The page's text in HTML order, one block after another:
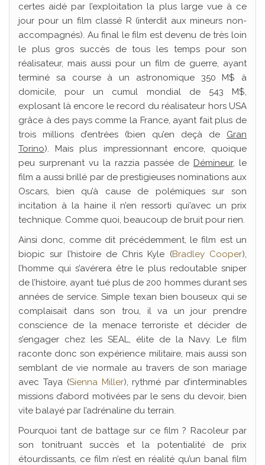
certes aidé par l’exploitation la plus large vue à ce
jour pour un film classé R (interdit aux mineurs non-
accompagnés). Au final le film est devenu de très loin
le plus gros succès de tous les temps pour son
réalisateur, mais aussi pour un film de guerre, ayant
terminé sa course à un astronomique 350 M$ à
domicile, pour un cumul mondial de 543 M$,
explosant là encore le record du réalisateur hors USA
grâce à des pays comme la France, ayant fait plus de
trois millions d’entrées (bien qu’en deçà de Gran
Torino). Mais plus impressionnant encore, quoique
peu surprenant vu la razzia passée de Démineur, le
film a aussi brillé par de prestigieuses nominations aux
Oscars, bien qu’à cause de polémiques sur son
incitation à la haine il n’en ressorti qui’avec un prix
technique. Comme quoi, beaucoup de bruit pour rien.
Ainsi donc, comme dit précédemment, le film est un
biopic sur l’histoire de Chris Kyle (Bradley Cooper),
l’homme qui s’avérera être le plus redoutable sniper
de l’histoire, ayant tué plus de 200 hommes durant ses
années de service. Simple texan bien bouseux qui se
complaisait dans son trou, il va un jour prendre
conscience de la menace terroriste et décider de
s’engager chez les SEAL, élite de la Navy. Le film
raconte donc son expérience militaire, mais aussi son
semblant de vie normale au travers de son mariage
avec Taya (Sienna Miller), rythmé par d’interminables
missions d’abord motivées par le sens du devoir, bien
vite balayé par l’adrénaline du terrain.
Pourquoi tant de battage sur ce film ? Racoleur par
son tonitruant succès et la potentialité de prix
étourdissants, ce film n’est en réalité qu’un banal film